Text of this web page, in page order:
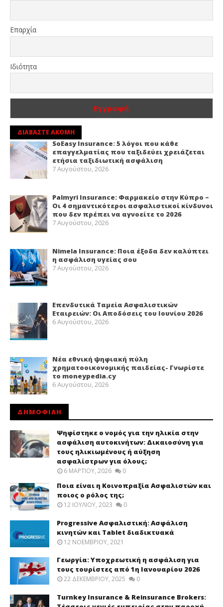
Επαρχία
Ιδιότητα
ΔΙΑΒΑΣΤΕ ΑΚΟΜΗ
SoEasy Insurance: 5 λόγοι που κάθε
επαγγελματίας που ταξιδεύει χρειάζεται
ετήσια ταξιδιωτική ασφάλιση
7 Αυγούστου, 2026
Palmyri Insurance: Φαρμακείο στην Κύπρο –
Οι 4 σημαντικότεροι ασφαλιστικοί κίνδυνοι
που δεν πρέπει να αγνοείτε το 2026
7 Αυγούστου, 2026
Nimela Insurance: Ποια έξοδα δεν καλύπτει
η ασφάλιση υγείας σου
7 Αυγούστου, 2026
Επενδυτικά Ταμεία Ασφαλιστικών
Εταιρειών: Οι Αποδόσεις του Ιουνίου 2026
6 Αυγούστου, 2026
Νέα εθνική ψηφιακή πύλη
χρηματοοικονομικής παιδείας- Γνωρίστε
το moneypedia.cy
6 Αυγούστου, 2026
ΔΗΜΟΦΙΛΗ
Ψηφίστηκε ο νομός για την ηλικία στην
ασφάλιση αυτοκινήτων: Δικαιοσύνη για
τους ηλικιωμένους ή αύξηση
ασφαλίστρων για όλους;
6 ΜΑΡΤΊΟΥ, 2026 0
Ποια είναι η Κοινοπραξία Ασφαλιστών και
ποιος ο ρόλος της;
12 ΙΟΥΛΊΟΥ, 2023 0
Progressive Ασφαλιστική: Ασφάλιση
κινητών και Tablet διαδικτυακά
12 ΝΟΕΜΒΡΊΟΥ, 2021
Γεωργία: Υποχρεωτική η ασφάλιση για
τους τουρίστες από 1η Ιανουαρίου 2026
22 ΔΕΚΕΜΒΡΊΟΥ, 2025 0
Turnkey Insurance & Reinsurance Brokers: